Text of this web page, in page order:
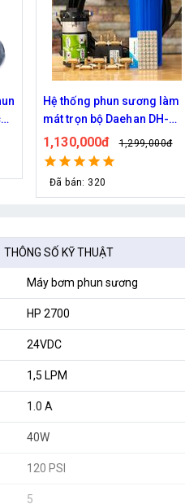
Bộ phun sương làm mát
Haita HP-3000 45 béc ( 50M
dây )
2,000,000đ 2,439,000đ
THÔNG SỐ KỸ THUẬT
Máy bơm phun sương
HP 2700
24VDC
1,5 LPM
1.0 A
40W
120 PSI
5